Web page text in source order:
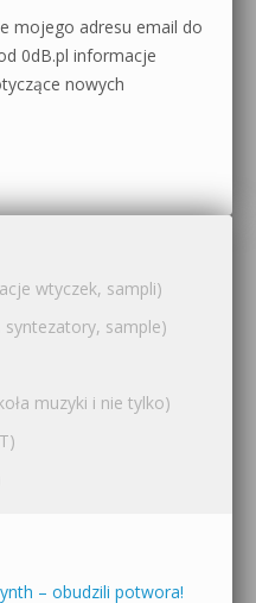
mojego adresu email do
0dB.pl informacje
nowych
wtyczek, sampli)
sample)
muzyki i nie tylko)
– obudzili potwora!